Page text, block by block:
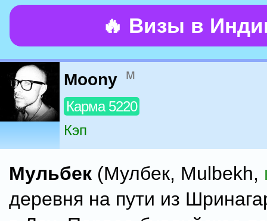
🔥 Визы в
Moony м
Карма 5220
Кэп
Мульбек (Мулбек, Mulbekh,
деревня на пути из